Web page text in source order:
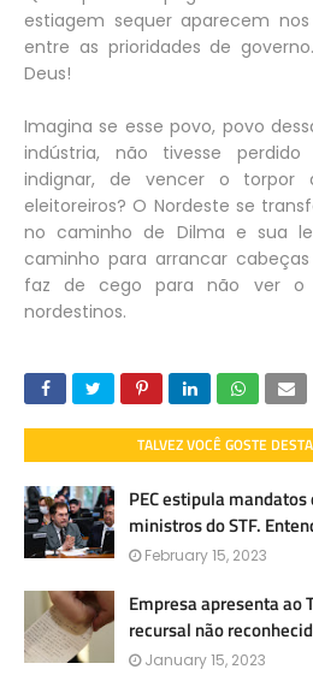
estiagem sequer aparecem nos
entre as prioridades de
Deus!
Imagina se esse povo, povo
indústria, não tivesse
indignar, de vencer o torpor
eleitoreiros? O Nordeste se
no caminho de Dilma e sua
caminho para arrancar
faz de cego para não ver o
nordestinos.
TALVEZ VOCÊ GOSTE
PEC estipula
ministros do STF.
February 15, 2023
Empresa apresenta ao
recursal não
January 15, 2023